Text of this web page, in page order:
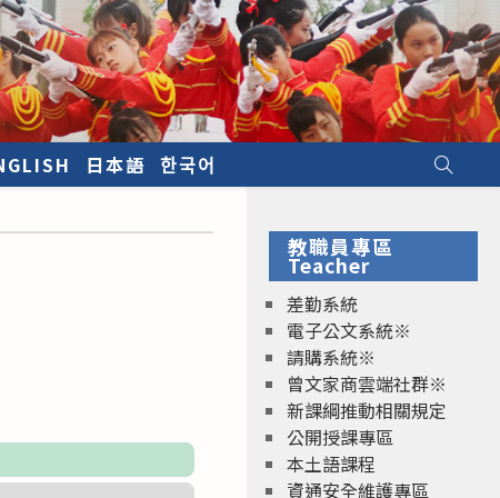
日本語 한국어
教職員專區
Teacher
差勤系統
電子公文系統※
請購系統※
曾文家商雲端社群※
新課綱推動相關規定
公開授課專區
本土語課程
資通安全維護專區